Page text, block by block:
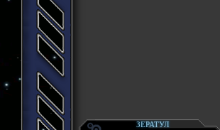
ЗЕРАТУЛ